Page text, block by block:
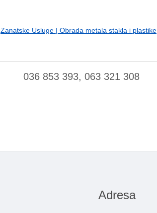
Zanatske Usluge | Obrada metala stakla i plastike
036 853 393, 063 321 308
Adresa